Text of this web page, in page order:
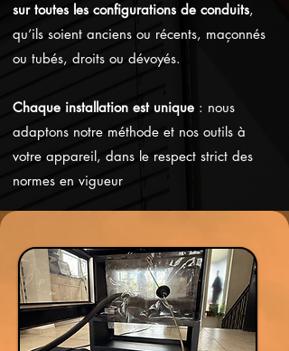
sur toutes les configurations de conduits,
qu’ils soient anciens ou récents, maçonnés
ou tubés, droits ou dévoyés.
Chaque installation est unique : nous
adaptons notre méthode et nos outils à
votre appareil, dans le respect strict des
normes en vigueur